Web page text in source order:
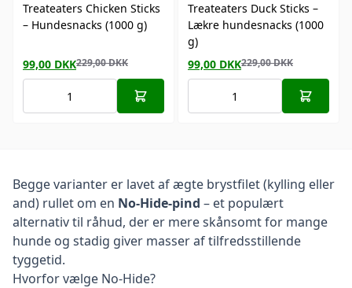
Treateaters Chicken Sticks
– Hundesnacks (1000 g)
99,00 DKK229,00DKK
Treateaters Duck Sticks –
Lækre hundesnacks (1000
g)
99,00 DKK229,00DKK
Begge varianter er lavet af ægte brystfilet (kylling eller
and) rullet om en No-Hide-pind – et populært
alternativ til råhud, der er mere skånsomt for mange
hunde og stadig giver masser af tilfredsstillende
tyggetid.
Hvorfor vælge No-Hide?